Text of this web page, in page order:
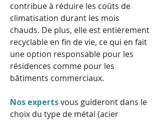
contribue à réduire les coûts de
climatisation durant les mois
chauds. De plus, elle est entièrement
recyclable en fin de vie, ce qui en fait
une option responsable pour les
résidences comme pour les
bâtiments commerciaux.
Nos expertsvous guideront dans le
choix du type de métal (acier